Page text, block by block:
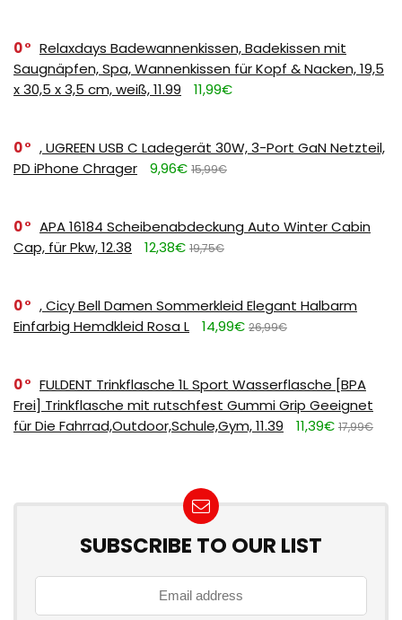
0
Relaxdays Badewannenkissen, Badekissen mit
Saugnäpfen, Spa, Wannenkissen für Kopf & Nacken, 19,5
x 30,5 x 3,5 cm, weiß, 11.99
11,99€
0
, UGREEN USB C Ladegerät 30W, 3-Port GaN Netzteil,
PD iPhone Chrager
9,96€ 15,99€
0
APA 16184 Scheibenabdeckung Auto Winter Cabin
Cap, für Pkw, 12.38
12,38€ 19,75€
0
, Cicy Bell Damen Sommerkleid Elegant Halbarm
Einfarbig Hemdkleid Rosa L
14,99€ 26,99€
0
FULDENT Trinkflasche 1L Sport Wasserflasche [BPA
Frei] Trinkflasche mit rutschfest Gummi Grip Geeignet
für Die Fahrrad,Outdoor,Schule,Gym, 11.39
11,39€ 17,99€
SUBSCRIBE TO OUR LIST